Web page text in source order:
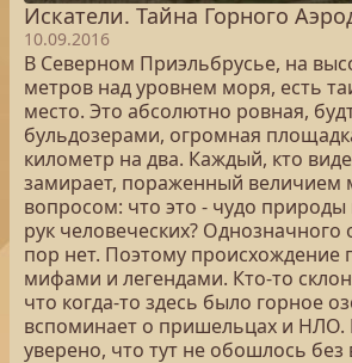
Искатели. Тайна Горного
10.09.2016
В Северном Приэльбрусье, на
метров над уровнем моря, есть
место. Это абсолютно ровная,
бульдозерами, огромная
километр на два. Каждый, кто
замирает, пораженный величием
вопросом: что это - чудо природы
рук человеческих? Однозначного
пор нет. Поэтому происхождение
мифами и легендами. Кто-то
что когда-то здесь было горное
вспоминает о пришельцах и
уверено, что тут не обошлось